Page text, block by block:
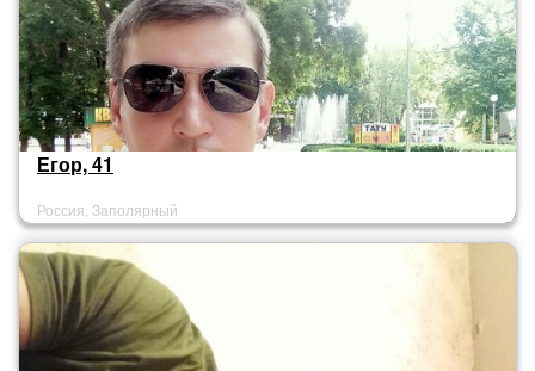
Егор, 41
Россия, Заполярный